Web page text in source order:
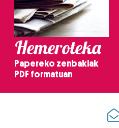
Hemeroteka
Papereko zenbakiak
PDF formatuan